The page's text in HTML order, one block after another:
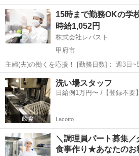
での接客！急募！週1日～OK！時短WORK
ッフ！ 【コメント】 来社不要！WEB登録でスピード採用☆彡 ◇お給
料は日払いで好きな...
山梨 甲斐市 その他
15時まで勤務OKの学
時給1,052円
株式会社レパスト
甲府市
主婦(夫)の働くを応援！ [勤務日数]： 週3日~5日 09:00~15:00 月/火/水/
木/金 などから選べます [勤務地・最寄駅]： 山梨県甲府市善光寺2-7-1
甲府市立里垣小学校 株式会社レパスト
山梨 甲府市 その他
洗い場スタッフ
日給例1万円〜 /【登録不要
Lacotto
＼調理員パート募集
食事作り★あなたの